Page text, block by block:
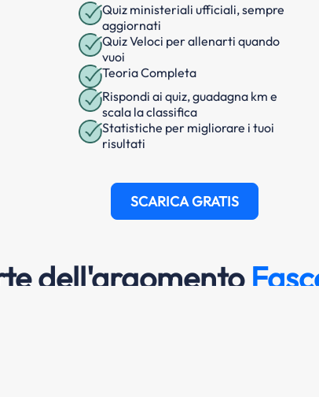
Quiz ministeriali ufficiali, sempre
aggiornati
Quiz Veloci per allenarti quando
vuoi
Teoria Completa
Rispondi ai quiz, guadagna km e
scala la classifica
Statistiche per migliorare i tuoi
risultati
SCARICA GRATIS
dell'argomento